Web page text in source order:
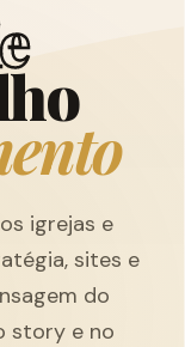
e
ho
ento
igrejas e
sites e
do
story e no